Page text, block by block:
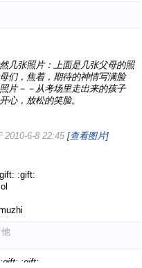
几张照片：上面是几张父母的照
们，焦着，期待的神情写满脸
片－－从考场里走出来的孩子
心，放松的笑脸。
2010-6-8 22:45 [查看图片]
:gift:
他
:gift: